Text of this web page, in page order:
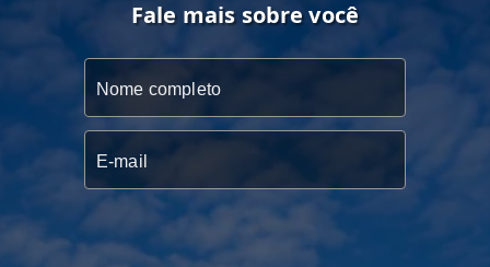
Fale mais sobre você